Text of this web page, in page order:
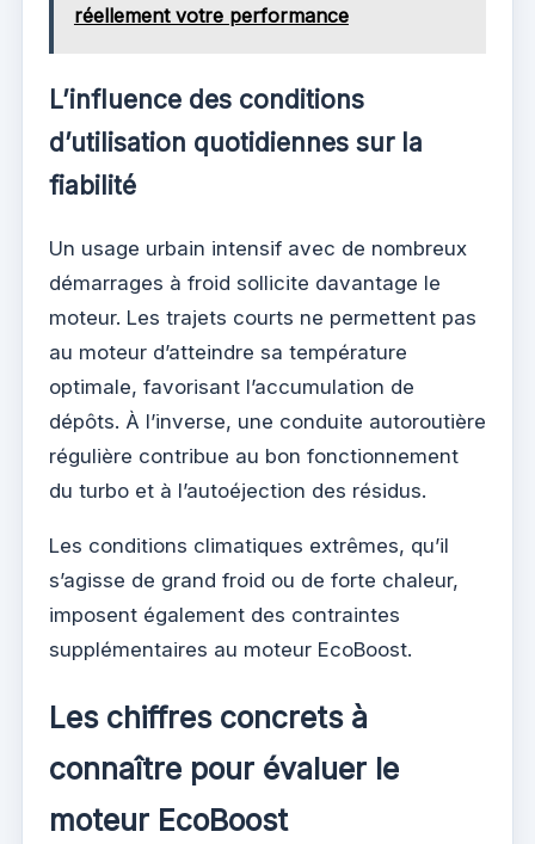
réellement votre performance
L’influence des conditions
d’utilisation quotidiennes sur la
fiabilité
Un usage urbain intensif avec de nombreux
démarrages à froid sollicite davantage le
moteur. Les trajets courts ne permettent pas
au moteur d’atteindre sa température
optimale, favorisant l’accumulation de
dépôts. À l’inverse, une conduite autoroutière
régulière contribue au bon fonctionnement
du turbo et à l’autoéjection des résidus.
Les conditions climatiques extrêmes, qu’il
s’agisse de grand froid ou de forte chaleur,
imposent également des contraintes
supplémentaires au moteur EcoBoost.
Les chiffres concrets à
connaître pour évaluer le
moteur EcoBoost